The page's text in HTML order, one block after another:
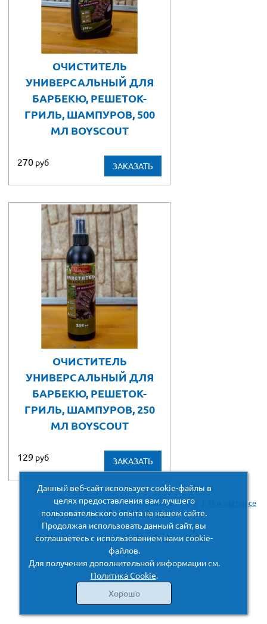
ОЧИСТИТЕЛЬ
УНИВЕРСАЛЬНЫЙ ДЛЯ
БАРБЕКЮ, РЕШЕТОК-
ГРИЛЬ, ШАМПУРОВ, 500
МЛ BOYSCOUT
270 руб ЗАКАЗАТЬ
ОЧИСТИТЕЛЬ
УНИВЕРСАЛЬНЫЙ ДЛЯ
БАРБЕКЮ, РЕШЕТОК-
ГРИЛЬ, ШАМПУРОВ, 250
МЛ BOYSCOUT
129 руб ЗАКАЗАТЬ
Страница: 1 | 2 Показать все
Данный веб-сайт использует cookie-файлы в
целях предоставления вам лучшего
пользовательского опыта на нашем сайте.
Продолжая использовать данный сайт, вы
соглашаетесь с использованием нами cookie-
файлов.
Для получения дополнительной информации см.
Политика Cookie.
Хорошо